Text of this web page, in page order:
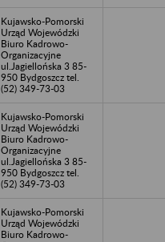
Kujawsko-Pomorski
Urząd Wojewódzki
Biuro Kadrowo-
Organizacyjne
ul.Jagiellońska 3 85-
950 Bydgoszcz tel.
(52) 349-73-03
Kujawsko-Pomorski
Urząd Wojewódzki
Biuro Kadrowo-
Organizacyjne
ul.Jagiellońska 3 85-
950 Bydgoszcz tel.
(52) 349-73-03
Kujawsko-Pomorski
Urząd Wojewódzki
Biuro Kadrowo-